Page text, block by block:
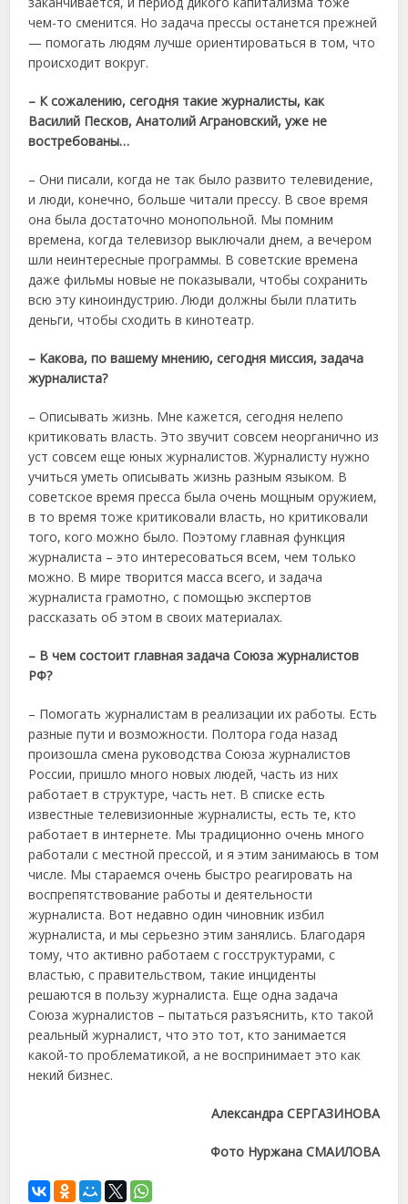
чем-то сменится. Но задача прессы останется прежней
— помогать людям лучше ориентироваться в том, что
происходит вокруг.
– К сожалению, сегодня такие журналисты, как
Василий Песков, Анатолий Аграновский, уже не
востребованы…
– Они писали, когда не так было развито телевидение,
и люди, конечно, больше читали прессу. В свое время
она была достаточно монопольной. Мы помним
времена, когда телевизор выключали днем, а вечером
шли неинтересные программы. В советские времена
даже фильмы новые не показывали, чтобы сохранить
всю эту киноиндустрию. Люди должны были платить
деньги, чтобы сходить в кинотеатр.
– Какова, по вашему мнению, сегодня миссия, задача
журналиста?
– Описывать жизнь. Мне кажется, сегодня нелепо
критиковать власть. Это звучит совсем неорганично из
уст совсем еще юных журналистов. Журналисту нужно
учиться уметь описывать жизнь разным языком. В
советское время пресса была очень мощным оружием,
в то время тоже критиковали власть, но критиковали
того, кого можно было. Поэтому главная функция
журналиста – это интересоваться всем, чем только
можно. В мире творится масса всего, и задача
журналиста грамотно, с помощью экспертов
рассказать об этом в своих материалах.
– В чем состоит главная задача Союза журналистов
РФ?
– Помогать журналистам в реализации их работы. Есть
разные пути и возможности. Полтора года назад
произошла смена руководства Союза журналистов
России, пришло много новых людей, часть из них
работает в структуре, часть нет. В списке есть
известные телевизионные журналисты, есть те, кто
работает в интернете. Мы традиционно очень много
работали с местной прессой, и я этим занимаюсь в том
числе. Мы стараемся очень быстро реагировать на
воспрепятствование работы и деятельности
журналиста. Вот недавно один чиновник избил
журналиста, и мы серьезно этим занялись. Благодаря
тому, что активно работаем с госструктурами, с
властью, с правительством, такие инциденты
решаются в пользу журналиста. Еще одна задача
Союза журналистов – пытаться разъяснить, кто такой
реальный журналист, что это тот, кто занимается
какой-то проблематикой, а не воспринимает это как
некий бизнес.
Александра СЕРГАЗИНОВА
Фото Нуржана СМАИЛОВА